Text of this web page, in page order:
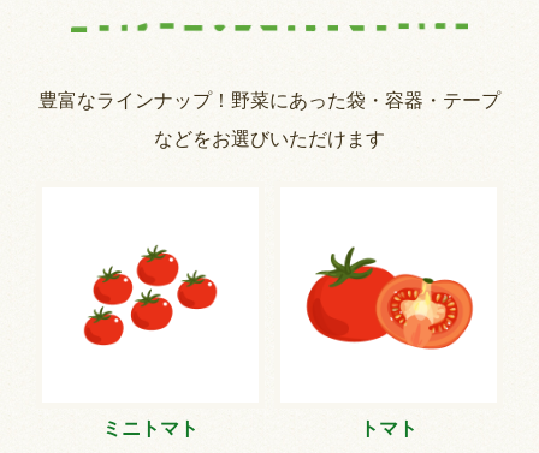
豊富なラインナップ！野菜にあった袋・容器・テープ
などをお選びいただけます
ミニトマト トマト